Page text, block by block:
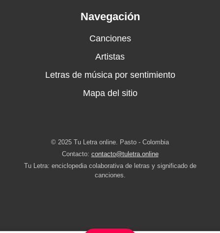
Navegación
Canciones
Artistas
Letras de música por sentimiento
Mapa del sitio
© 2025 Tu Letra online. Pasto - Colombia
Contacto: contacto@tuletra.online
Tu Letra: enciclopedia colaborativa de letras y significado de
canciones.